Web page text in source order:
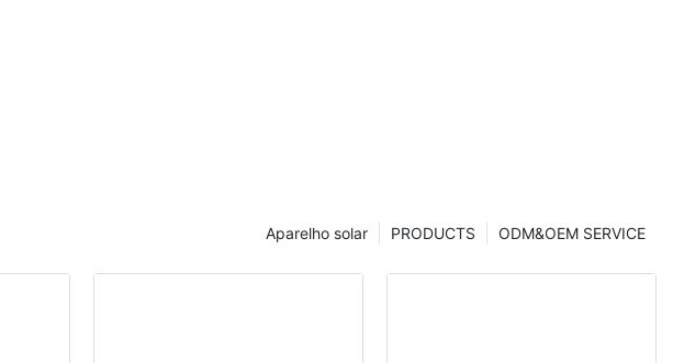
ODM&OEM SERVICE
PRODUCTS
Aparelho solar